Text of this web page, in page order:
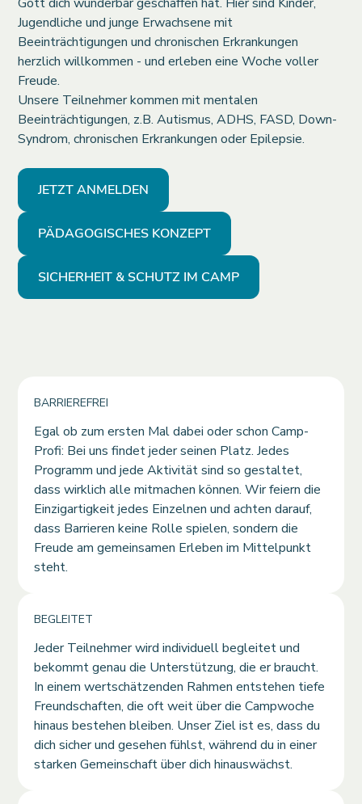
Jugendliche und junge Erwachsene mit
Beeinträchtigungen und chronischen Erkrankungen
herzlich willkommen - und erleben eine Woche voller
Freude.
Unsere Teilnehmer kommen mit mentalen
Beeinträchtigungen, z.B. Autismus, ADHS, FASD, Down-
Syndrom, chronischen Erkrankungen oder Epilepsie.
JETZT ANMELDEN
PÄDAGOGISCHES KONZEPT
SICHERHEIT & SCHUTZ IM CAMP
BARRIEREFREI
Egal ob zum ersten Mal dabei oder schon Camp-
Profi: Bei uns findet jeder seinen Platz. Jedes
Programm und jede Aktivität sind so gestaltet,
dass wirklich alle mitmachen können. Wir feiern die
Einzigartigkeit jedes Einzelnen und achten darauf,
dass Barrieren keine Rolle spielen, sondern die
Freude am gemeinsamen Erleben im Mittelpunkt
steht.
BEGLEITET
Jeder Teilnehmer wird individuell begleitet und
bekommt genau die Unterstützung, die er braucht.
In einem wertschätzenden Rahmen entstehen tiefe
Freundschaften, die oft weit über die Campwoche
hinaus bestehen bleiben. Unser Ziel ist es, dass du
dich sicher und gesehen fühlst, während du in einer
starken Gemeinschaft über dich hinauswächst.